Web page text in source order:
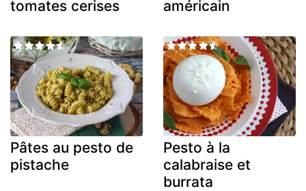
tomates cerises
américain
Pâtes au pesto de
pistache
Pesto à la
calabraise et
burrata